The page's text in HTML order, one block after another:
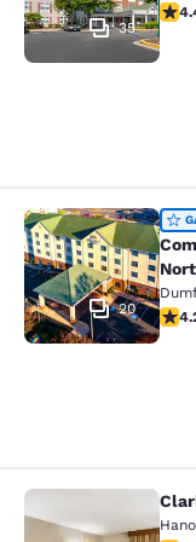
35
Comfort
20
Clarion